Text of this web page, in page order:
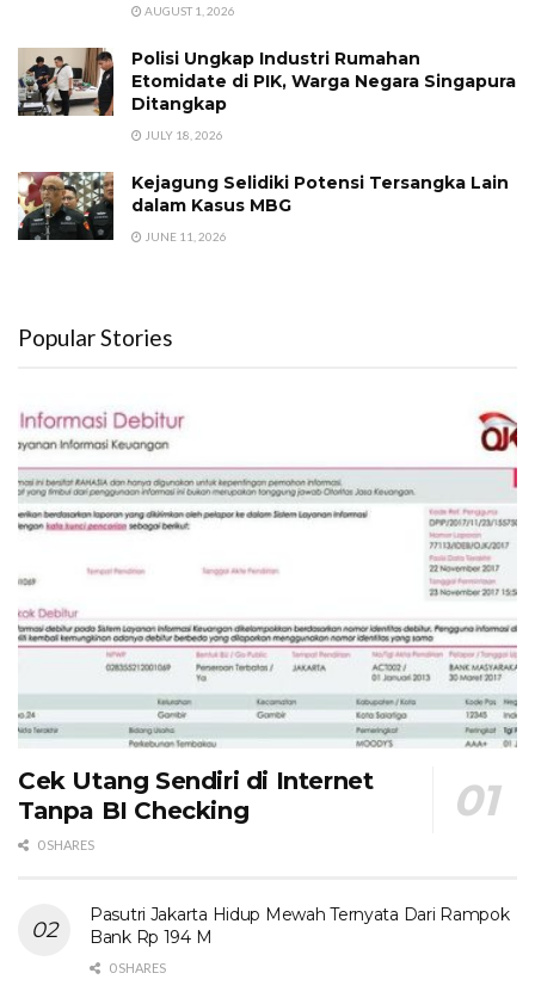
AUGUST 1, 2026
Polisi Ungkap Industri Rumahan
Etomidate di PIK, Warga Negara Singapura
Ditangkap
JULY 18, 2026
Kejagung Selidiki Potensi Tersangka Lain
dalam Kasus MBG
JUNE 11, 2026
Popular Stories
Cek Utang Sendiri di Internet
Tanpa BI Checking
0 SHARES
Pasutri Jakarta Hidup Mewah Ternyata Dari Rampok
Bank Rp 194 M
0 SHARES